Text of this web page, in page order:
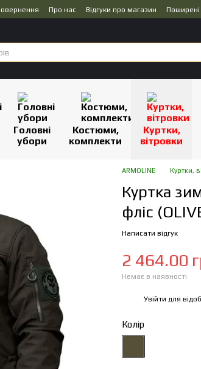
Про нас Відгуки про магазин
Головні
убори
Костюми,
комплекти
Куртки,
вітровки
ARMOLINE Куртки,
Куртка
фліс
Написати відгук
2 464.00
Немає в наявності
Увійти для
Колір